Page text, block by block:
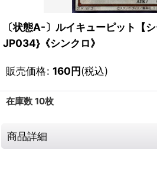
〔状態A-〕ルイキューピット【
JP034}《シンクロ》
販売価格: 160円(税込)
在庫数 10枚
商品詳細